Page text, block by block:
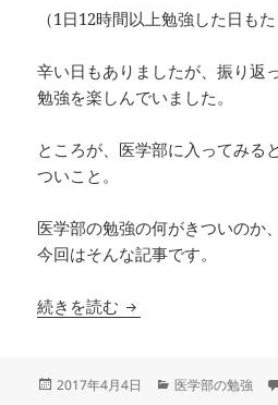
（1日12時間以上勉強した日も
辛い日もありましたが、振り返
勉強を楽しんでいました。
ところが、医学部に入ってみる
ついこと。
医学部の勉強の何がきついのか
今回はそんな記事です。
続きを読む 医学部の勉強はメチ
投
2017年4月4日
カ
医学部の勉強